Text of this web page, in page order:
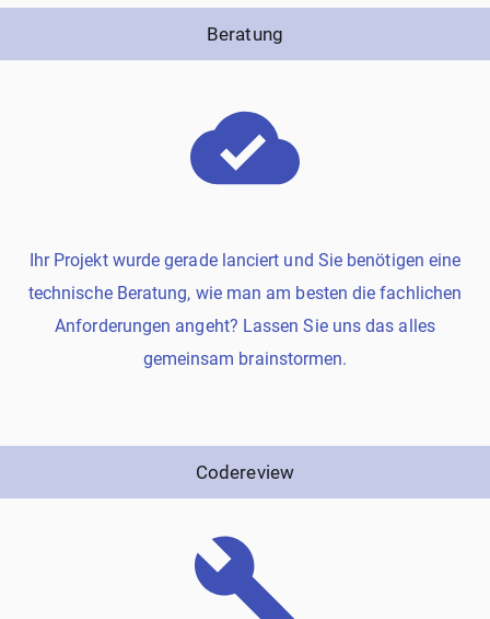
Beratung
Ihr Projekt wurde gerade lanciert und Sie benötigen eine
technische Beratung, wie man am besten die fachlichen
Anforderungen angeht? Lassen Sie uns das alles
gemeinsam brainstormen.
Codereview